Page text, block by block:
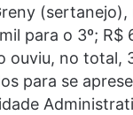
para o 3º;
ouviu, no total,
para se